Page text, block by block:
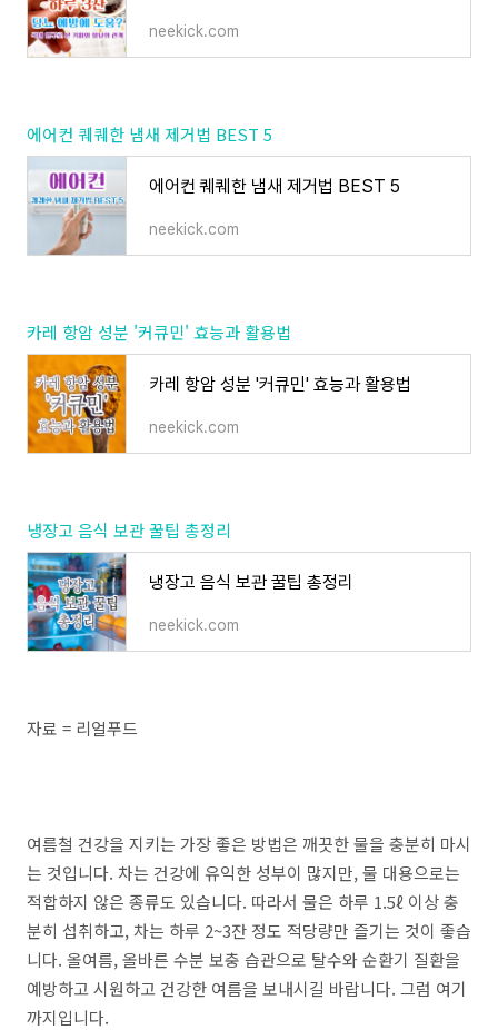
neekick.com
에어컨 퀘퀘한 냄새 제거법 BEST 5
에어컨 퀘퀘한 냄새 제거법 BEST 5
neekick.com
카레 항암 성분 '커큐민' 효능과 활용법
카레 항암 성분 '커큐민' 효능과 활용법
neekick.com
냉장고 음식 보관 꿀팁 총정리
냉장고 음식 보관 꿀팁 총정리
neekick.com
자료 = 리얼푸드
여름철 건강을 지키는 가장 좋은 방법은 깨끗한 물을 충분히 마시
는 것입니다. 차는 건강에 유익한 성부이 많지만, 물 대용으로는
적합하지 않은 종류도 있습니다. 따라서 물은 하루 1.5ℓ 이상 충
분히 섭취하고, 차는 하루 2~3잔 정도 적당량만 즐기는 것이 좋습
니다. 올여름, 올바른 수분 보충 습관으로 탈수와 순환기 질환을
예방하고 시원하고 건강한 여름을 보내시길 바랍니다. 그럼 여기
까지입니다.